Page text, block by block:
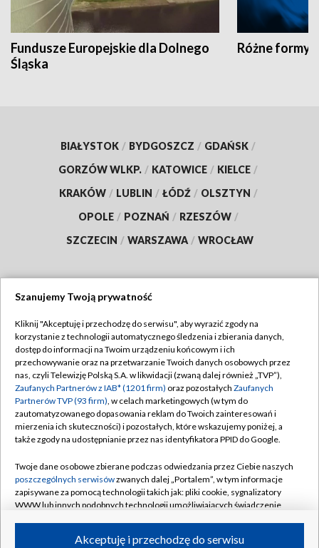
Fundusze Europejskie dla Dolnego
Śląska
Różne formy
BIAŁYSTOK / BYDGOSZCZ / GDAŃSK /
GORZÓW WLKP. / KATOWICE / KIELCE /
KRAKÓW / LUBLIN / ŁÓDŹ / OLSZTYN /
OPOLE / POZNAŃ / RZESZÓW /
SZCZECIN / WARSZAWA / WROCŁAW
TVP
Abonament TVP
Emisja w TVP
Centrum informacji TVP
Naziemna Telewizja Cyfrowa
Rada Programowa
System NOS
Informacje o nadawcy
Regulamin TVP
Polityka prywatności
Moje zgody
Pomoc
Kontakt
Kanały
Szanujemy Twoją prywatność
Kliknij "Akceptuję i przechodzę do serwisu", aby wyrazić zgody na
korzystanie z technologii automatycznego śledzenia i zbierania danych,
dostęp do informacji na Twoim urządzeniu końcowym i ich
przechowywanie oraz na przetwarzanie Twoich danych osobowych przez
nas, czyli Telewizję Polską S.A. w likwidacji (zwaną dalej również „TVP”),
Zaufanych Partnerów z IAB* (1201 firm) oraz pozostałych Zaufanych
Partnerów TVP (93 firm), w celach marketingowych (w tym do
zautomatyzowanego dopasowania reklam do Twoich zainteresowań i
mierzenia ich skuteczności) i pozostałych, które wskazujemy poniżej, a
także zgody na udostępnianie przez nas identyfikatora PPID do Google.
Twoje dane osobowe zbierane podczas odwiedzania przez Ciebie naszych
poszczególnych serwisówzwanych dalej „Portalem”, w tym informacje
zapisywane za pomocą technologii takich jak: pliki cookie, sygnalizatory
WWW lub innych podobnych technologii umożliwiających świadczenie
ruchu w Internecie.Akceptuję i przechodzę do serwisu